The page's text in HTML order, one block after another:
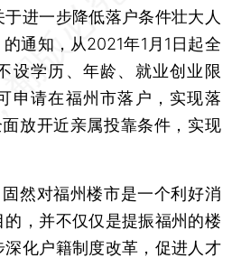
进一步降低落户条件壮大人
通知，从2021年1月1日起全
设学历、年龄、就业创业限
申请在福州市落户，实现落
面放开近亲属投靠条件，实现
然对福州楼市是一个利好消
，并不仅仅是提振福州的楼
化户籍制度改革，促进人才